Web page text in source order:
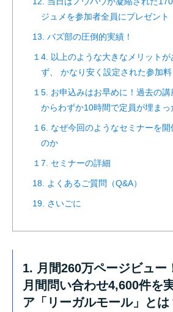
ジュメを参加者全員にプレゼント
13. バズ部の圧倒的実績！
１4. 以上のような大きなメリットが
ず、 かなり安く設定された参加料
１5. お申込みはお早めに！過去の
からわずか10時間で定員が埋まっ
１6. なぜ今回のようなセミナーを
のか
１7. セミナーの詳細
18. よくあるご質問（Q&A）
19. さいごに
1. 月間260万ページビュー
月間問い合わせ4,600件を
ア「リーガルモール」とは